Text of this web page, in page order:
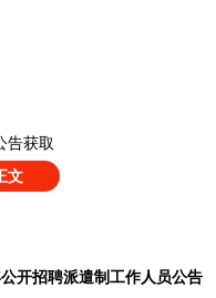
文
开招聘派遣制工作人员公告